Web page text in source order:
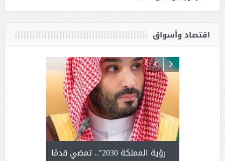
اقتصاد وأسواق
رؤية المملكة 2030".. تمضي قدمًا
ورشة